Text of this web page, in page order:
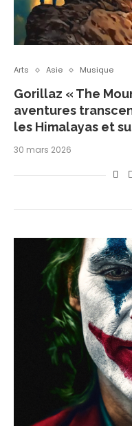
Arts Asie Musique
Gorillaz « The
aventures
les Himalayas et
30 mars 2026